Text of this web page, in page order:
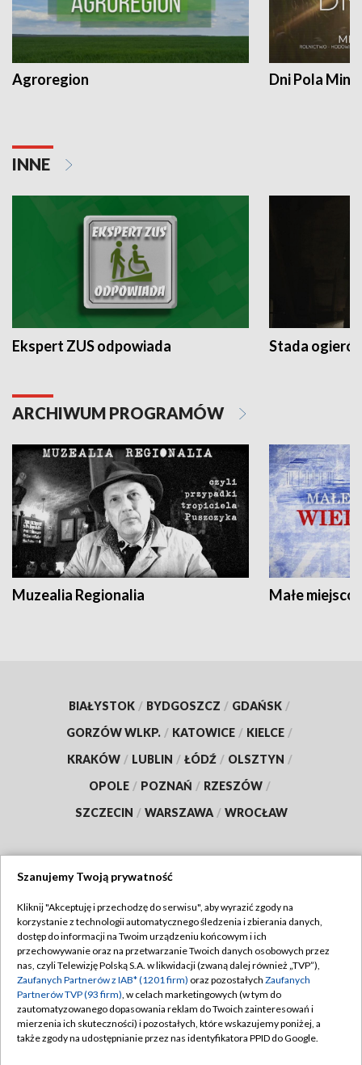
Agroregion Dni Pola
INNE
Ekspert ZUS odpowiada Stada
ARCHIWUM PROGRAMÓW
Muzealia Regionalia Małe
BIAŁYSTOK / BYDGOSZCZ / GDAŃSK /
GORZÓW WLKP. / KATOWICE / KIELCE /
KRAKÓW / LUBLIN / ŁÓDŹ / OLSZTYN /
OPOLE / POZNAŃ / RZESZÓW /
SZCZECIN / WARSZAWA / WROCŁAW
TVP
Abonament TVP
Emisja w TVP
Centrum informacji TVP
Naziemna Telewizja Cyfrowa
Regulamin TVP
Polityka prywatności
Moje zgody
Pomoc
Szanujemy Twoją prywatność
Kliknij "Akceptuję i przechodzę do serwisu", aby wyrazić zgody na
korzystanie z technologii automatycznego śledzenia i zbierania danych,
dostęp do informacji na Twoim urządzeniu końcowym i ich
przechowywanie oraz na przetwarzanie Twoich danych osobowych przez
nas, czyli Telewizję Polską S.A. w likwidacji (zwaną dalej również „TVP”),
Zaufanych Partnerów z IAB* (1201 firm) oraz pozostałych Zaufanych
Partnerów TVP (93 firm), w celach marketingowych (w tym do
zautomatyzowanego dopasowania reklam do Twoich zainteresowań i
mierzenia ich skuteczności) i pozostałych, które wskazujemy poniżej, a
także zgody na udostępnianie przez nas identyfikatora PPID do Google.